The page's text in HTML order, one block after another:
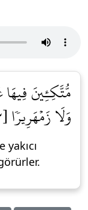
مُّتَّكِـِٔينَ فِيهَا
وَلَا زَمۡهَرِيرٗا [١٣]